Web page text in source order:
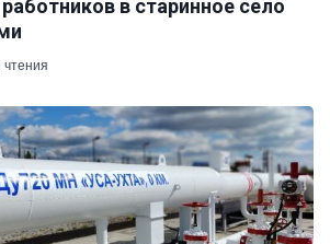
в старинное село
чтения